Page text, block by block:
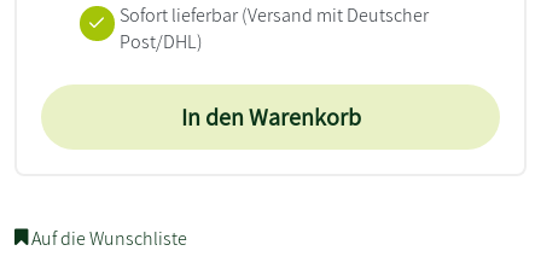
Sofort lieferbar(Versand mit Deutscher
Post/DHL)
In den Warenkorb
Auf die Wunschliste